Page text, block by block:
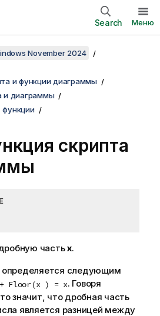
Search Меню
November 2024
и функции диаграммы
и диаграммы
скриптa
частьx.
определяется следующим
Floor(x ) = x. Говоря
значит, что дробная часть
является разницей между